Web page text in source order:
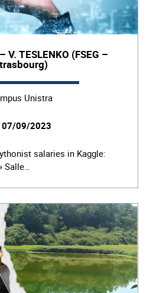
V. TESLENKO (FSEG –
Unistra
07/09/2023
salaries in Kaggle:
Salle…